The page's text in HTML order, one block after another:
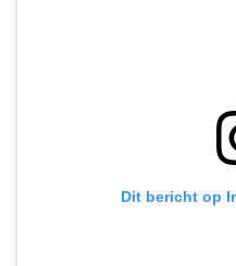
Dit bericht op